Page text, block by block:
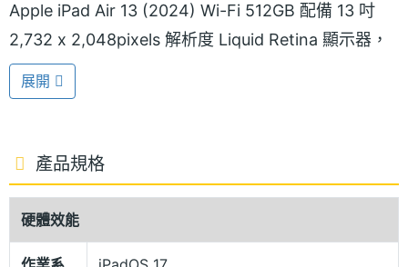
Apple iPad Air 13 (2024) Wi-Fi 512GB 配備 13 吋
2,732 x 2,048pixels 解析度 Liquid Retina 顯示器，
擁有 600nits 螢幕亮度，具備廣色域 (P3)，支援原彩
顯示技術，提供更舒適的視覺表現；機身採用 100%
面，內建 36.59 瓦特小時可充電鋰聚合物電池，擁有
長達 10 小時的影片續航力，提供 USB-C 連接埠，支
援 DisplayPort、USB 3，傳輸速度最高可達
10Gb/s。
展開
產品規格
硬體效能